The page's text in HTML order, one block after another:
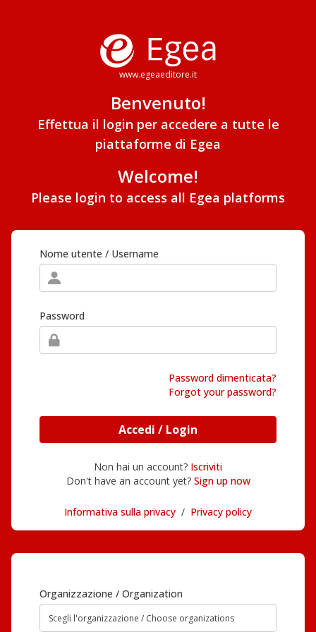
www.egeaeditore.it
Benvenuto!
Effettua il login per accedere a tutte le
piattaforme di Egea
Welcome!
Please login to access all Egea platforms
Nome utente / Username
Password
Password dimenticata?
Forgot your password?
Accedi / Login
Non hai un account? Iscriviti
Don't have an account yet? Sign up now
Informativa sulla privacy / Privacy policy
Organizzazione / Organization